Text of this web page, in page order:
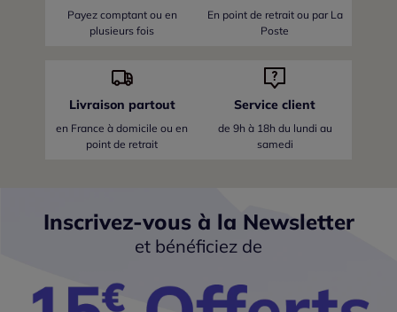
Payez comptant ou en
plusieurs fois
En point de retrait ou par La
Poste
Livraison partout
en France à domicile ou en
point de retrait
Service client
de 9h à 18h du lundi au
samedi
Inscrivez-vous à la Newsletter
et bénéficiez de